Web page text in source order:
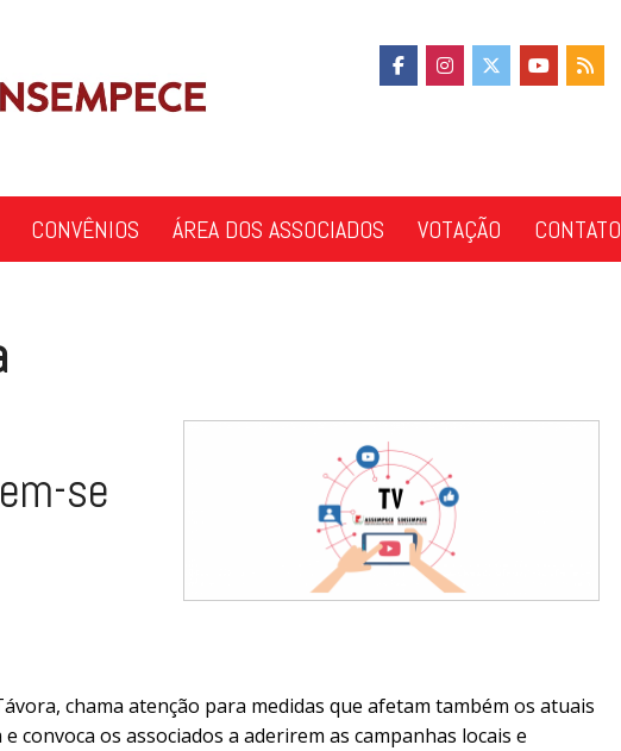
CONVÊNIOS ÁREA DOS ASSOCIADOS VOTAÇÃO CONTATO
se
chama atenção para medidas que afetam também os atuais
os associados a aderirem as campanhas locais e